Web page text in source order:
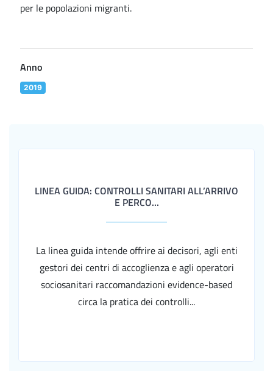
per le popolazioni migranti.
Anno
2019
LINEA GUIDA: CONTROLLI SANITARI ALL’ARRIVO
E PERCO...
La linea guida intende offrire ai decisori, agli enti
gestori dei centri di accoglienza e agli operatori
sociosanitari raccomandazioni evidence-based
circa la pratica dei controlli...